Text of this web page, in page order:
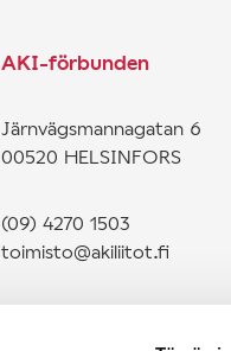
AKI-förbunden
Järnvägsmannagatan 6
00520 HELSINFORS
(09) 4270 1503
toimisto@akiliitot.fi